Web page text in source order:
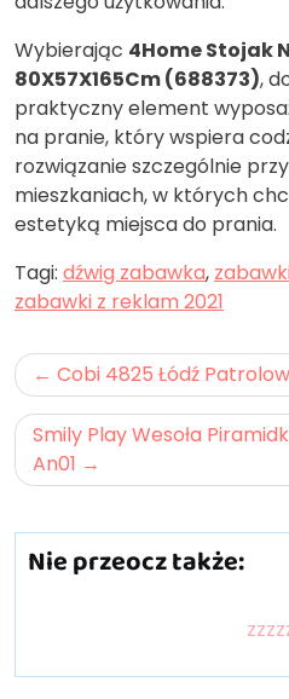
Wybierając 4Home Stojak
80X57X165Cm (688373),
praktyczny element
na pranie, który wspiera
rozwiązanie szczególnie
mieszkaniach, w których
estetyką miejsca do prania.
Tagi: dźwig zabawka,
zabawki z reklam 2021
Nawigacja
wpisu
Cobi 4825 Łódź
Smily Play Wesoła
An01
Nie przeocz także: